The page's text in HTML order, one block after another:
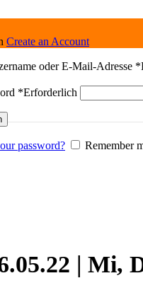
Create an Account
oder E-Mail-Adresse *
*Erforderlich
password? Remember
| Mi,